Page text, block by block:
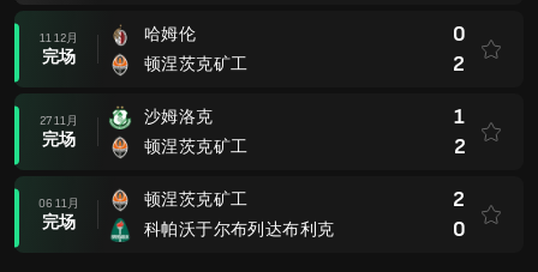
11 12月
完场
哈姆伦
顿涅茨克矿工
0
2
27 11月
完场
沙姆洛克
顿涅茨克矿工
1
2
06 11月
完场
顿涅茨克矿工
科帕沃于尔布列达布利克
2
0